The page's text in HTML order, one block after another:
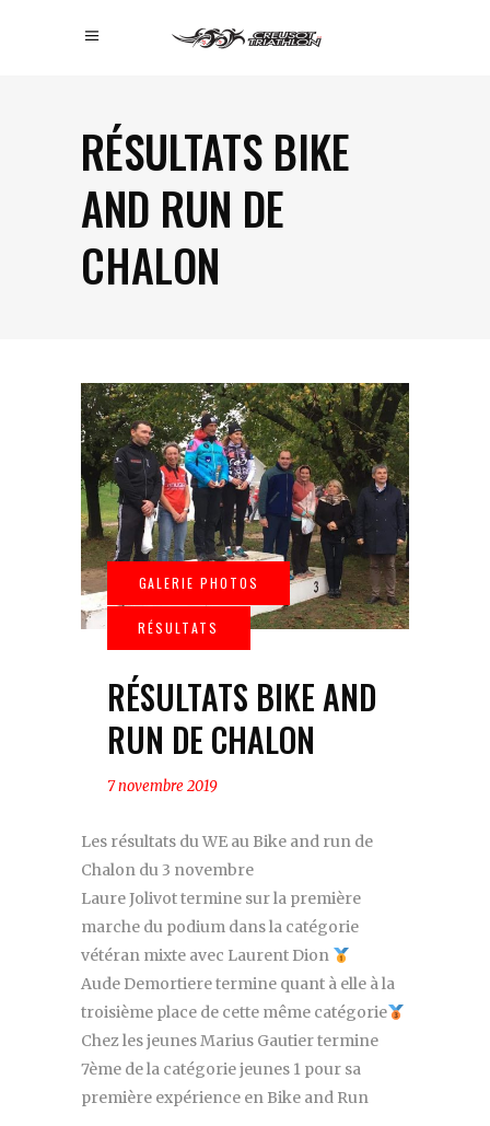
RÉSULTATS BIKE
AND RUN DE
CHALON
RÉSULTATS BIKE AND
RUN DE CHALON
7 novembre 2019
Les résultats du WE au Bike and run de
Chalon du 3 novembre
Laure Jolivot termine sur la première
marche du podium dans la catégorie
vétéran mixte avec Laurent Dion
Aude Demortiere termine quant à elle à la
troisième place de cette même catégorie
Chez les jeunes Marius Gautier termine
7ème de la catégorie jeunes 1 pour sa
première expérience en Bike and Run